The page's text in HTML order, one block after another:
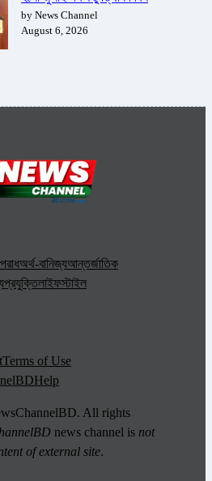
by News Channel
August 6, 2026
অর্থ-বানিজ্যআন্তর্জাতিক
প্রযুক্তিলাইফস্টাইল
Terms of Use
Help
All rights
news channel is not
of external site.